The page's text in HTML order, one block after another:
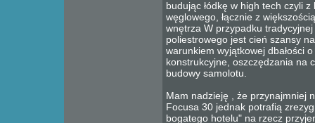
budując łódkę w high tech czyli
węglowego, łącznie z
wnętrza W przypadku
poliestrowego jest cień szansy
warunkiem wyjątkowej dbałości
konstrukcyjne, oszczędzania na
budowy samolotu.
Mam nadzieję , że przynajmniej
Focusa 30 jednak potrafią
bogatego hotelu" na rzecz